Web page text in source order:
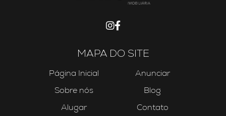
MAPA DO SITE
Página Inicial
Sobre nós
Alugar
Anunciar
Blog
Contato